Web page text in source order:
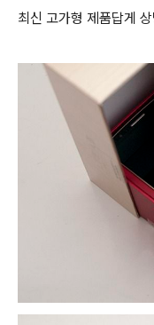
최신 고가형 제품답게